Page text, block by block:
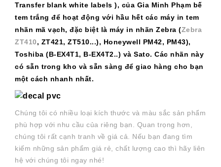
Transfer blank white labels ), của Gia Minh Phạm bế
tem trắng để hoạt động với hầu hết các máy in tem
nhãn mã vạch, đặc biệt là máy in nhãn Zebra (Zebra
ZT410, ZT421, ZT510...), Honeywell PM42, PM43),
Toshiba (B-EX4T1, B-EX4T2..) và Sato. Các nhãn này
có sẵn trong kho và sẵn sàng để giao hàng cho bạn
một cách nhanh nhất.
Chúng tôi có nhiều loại kích thước và màu sắc sản phẩm
phù hợp với nhu cầu của riêng bạn. Quan trọng hơn,
chúng tôi rất cạnh tranh về giá cả. Nếu bạn đang tìm
kiếm những sản phẩm giá rẻ, chất lượng cao thì hãy liên
hệ với chúng tôi ngay nhé!